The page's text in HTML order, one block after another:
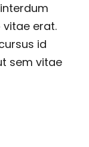
erat.
id
sem vitae